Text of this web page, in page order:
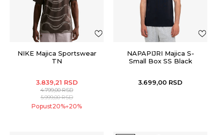
NIKE Majica Sportswear
TN
3.839,21 RSD
4.799,00RSD
5.999,00RSD
Popust20%+20%
NAPAPIJRI Majica S-
Small Box SS Black
3.699,00 RSD